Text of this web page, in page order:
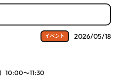
イベント 2026/05/18
10:00～11:30